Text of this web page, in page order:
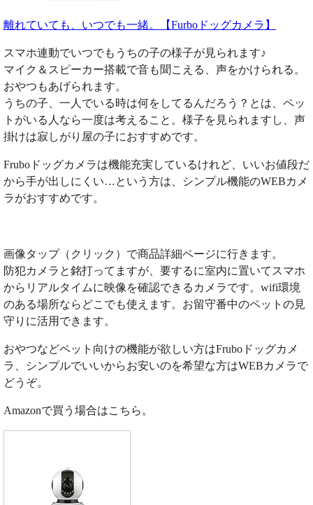
離れていても、いつでも一緒。【Furboドッグカメラ】
スマホ連動でいつでもうちの子の様子が見られます♪
マイク＆スピーカー搭載で音も聞こえる、声をかけられる。
おやつもあげられます。
うちの子、一人でいる時は何をしてるんだろう？とは、ペッ
トがいる人なら一度は考えること。様子を見られますし、声
掛けは寂しがり屋の子におすすめです。
Fruboドッグカメラは機能充実しているけれど、いいお値段だ
から手が出しにくい…という方は、シンプル機能のWEBカメ
ラがおすすめです。
画像タップ（クリック）で商品詳細ページに行きます。
防犯カメラと銘打ってますが、要するに室内に置いてスマホ
からリアルタイムに映像を確認できるカメラです。wifi環境
のある場所ならどこでも使えます。お留守番中のペットの見
守りに活用できます。
おやつなどペット向けの機能が欲しい方はFruboドッグカメ
ラ、シンプルでいいからお安いのを希望な方はWEBカメラで
どうぞ。
Amazonで買う場合はこちら。